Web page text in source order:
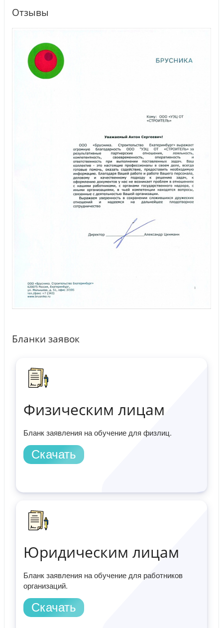
Отзывы
Бланки заявок
Физическим лицам
Бланк заявления на обучение для физлиц.
Скачать
Юридическим лицам
Бланк заявления на обучение для работников
организаций.
Скачать